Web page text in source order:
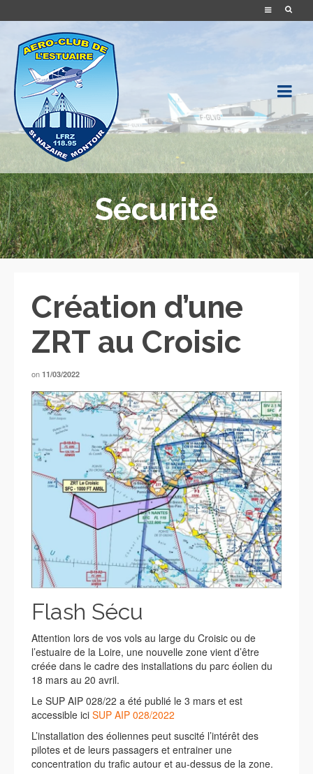
Sécurité
Création d’une
ZRT au Croisic
on 11/03/2022
Flash Sécu
Attention lors de vos vols au large du Croisic ou de
l’estuaire de la Loire, une nouvelle zone vient d’être
créée dans le cadre des installations du parc éolien du
18 mars au 20 avril.
Le SUP AIP 028/22 a été publié le 3 mars et est
accessible ici SUP AIP 028/2022
L’installation des éoliennes peut suscité l’intérêt des
pilotes et de leurs passagers et entrainer une
concentration du trafic autour et au-dessus de la zone.